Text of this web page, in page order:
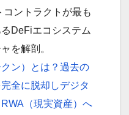
ントラクトが最も
DeFiエコシステム
を解剖。
ン）とは？過去の
全に脱却しデジタ
（現実資産）へ